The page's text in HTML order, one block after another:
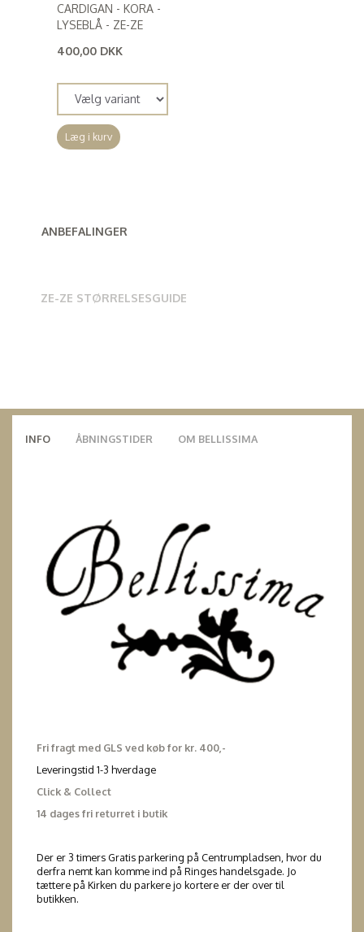
CARDIGAN - KORA -
LYSEBLÅ - ZE-ZE
400,00 DKK
Læg i kurv
ANBEFALINGER
ZE-ZE STØRRELSESGUIDE
INFO ÅBNINGSTIDER OM BELLISSIMA
Fri fragt med GLS ved køb for kr. 400,-
Leveringstid 1-3 hverdage
Click & Collect
14 dages fri returret i butik
Der er 3 timers Gratis parkering på Centrumpladsen, hvor du
derfra nemt kan komme ind på Ringes handelsgade. Jo
tættere på Kirken du parkere jo kortere er der over til
butikken.